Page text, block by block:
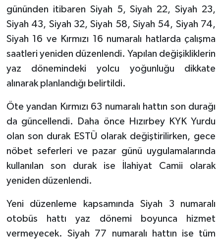
gününden itibaren Siyah 5, Siyah 22, Siyah 23,
Siyah 43, Siyah 32, Siyah 58, Siyah 54, Siyah 74,
Siyah 16 ve Kırmızı 16 numaralı hatlarda çalışma
saatleri yeniden düzenlendi. Yapılan değişikliklerin
yaz dönemindeki yolcu yoğunluğu dikkate
alınarak planlandığı belirtildi.
Öte yandan Kırmızı 63 numaralı hattın son durağı
da güncellendi. Daha önce Hızırbey KYK Yurdu
olan son durak ESTÜ olarak değiştirilirken, gece
nöbet seferleri ve pazar günü uygulamalarında
kullanılan son durak ise İlahiyat Camii olarak
yeniden düzenlendi.
Yeni düzenleme kapsamında Siyah 3 numaralı
otobüs hattı yaz dönemi boyunca hizmet
vermeyecek. Siyah 77 numaralı hattın ise tüm